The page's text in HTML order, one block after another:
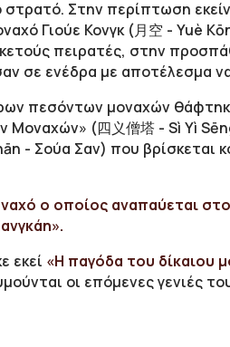
Στην περίπτωση
Γιούε Κονγκ (月空 - Yuè
πειρατές, στην
σε ενέδρα με αποτέλεσμα
πεσόντων μοναχών
(四义僧塔 - Sì Yì
- Σούα Σαν) που βρίσκεται
ο οποίος αναπαύεται
εκεί «Η παγόδα του δίκαιου
οι επόμενες γενιές